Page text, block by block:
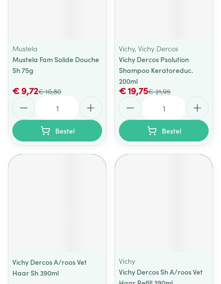
Mustela
Mustela Fam Solide Douche
Sh 75g
€ 10,80
€ 9,72
Bestel
Vichy, Vichy Dercos
Vichy Dercos Psolution
Shampoo Keratoreduc.
200ml
€ 21,95
€ 19,75
Bestel
Vichy Dercos A/roos Vet
Haar Sh 390ml
Vichy
Vichy Dercos Sh A/roos Vet